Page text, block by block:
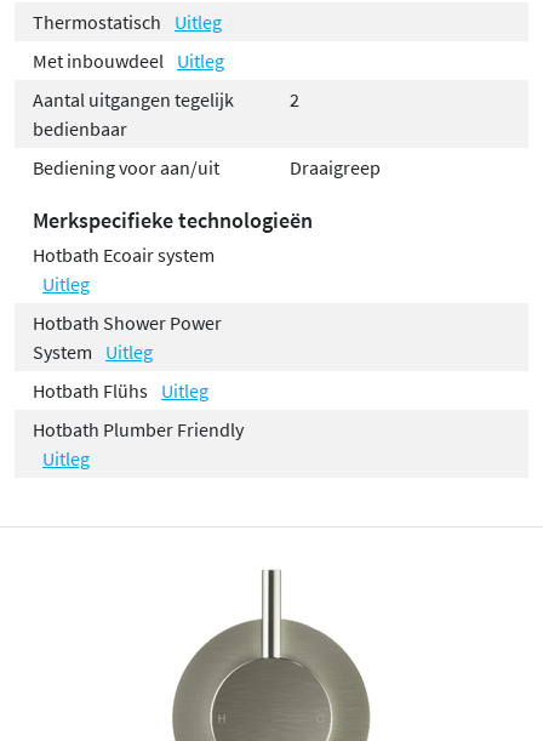
Thermostatisch
Uitleg
Met inbouwdeel
Uitleg
Aantal uitgangen tegelijk
bedienbaar
2
Bediening voor aan/uit Draaigreep
Merkspecifieke technologieën
Hotbath Ecoair system
Uitleg
Hotbath Shower Power
System
Uitleg
Hotbath Flühs Uitleg
Hotbath Plumber Friendly
Uitleg